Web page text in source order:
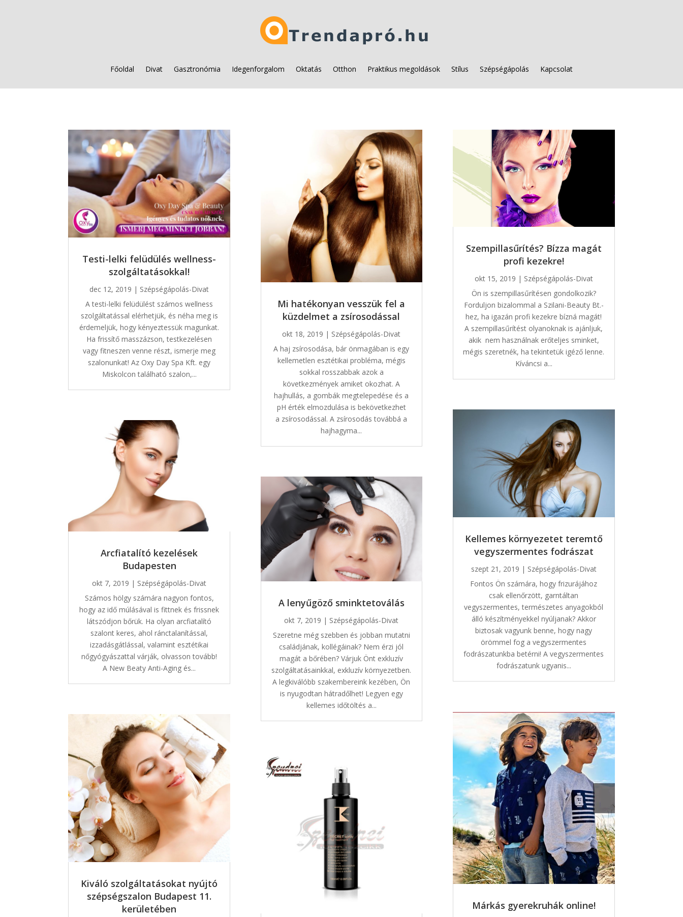
Főoldal Divat Gasztronómia Idegenforgalom Oktatás Otthon Praktikus megoldások Stílus Szépségápolás Kapcsolat
Testi-lelki felüdülés wellness-
szolgáltatásokkal!
dec 12, 2019 | Szépségápolás-Divat
A testi-lelki felüdülést számos wellness
szolgáltatással elérhetjük, és néha meg is
érdemeljük, hogy kényeztessük magunkat.
Ha frissítő masszázson, testkezelésen
vagy fitneszen venne részt, ismerje meg
szalonunkat! Az Oxy Day Spa Kft. egy
Miskolcon található szalon,...
Arcfiatalító kezelések
Budapesten
okt 7, 2019 | Szépségápolás-Divat
Számos hölgy számára nagyon fontos,
hogy az idő múlásával is fittnek és frissnek
látszódjon bőrük. Ha olyan arcfiatalító
szalont keres, ahol ránctalanítással,
izzadásgátlással, valamint esztétikai
nőgyógyászattal várják, olvasson tovább!
A New Beaty Anti-Aging és...
Kiváló szolgáltatásokat nyújtó
szépségszalon Budapest 11.
kerületében
Mi hatékonyan vesszük fel a
küzdelmet a zsírosodással
okt 18, 2019 | Szépségápolás-Divat
A haj zsírosodása, bár önmagában is egy
kellemetlen esztétikai probléma, mégis
sokkal rosszabbak azok a
következmények amiket okozhat. A
hajhullás, a gombák megtelepedése és a
pH érték elmozdulása is bekövetkezhet
a zsírosodással. A zsírosodás továbbá a
hajhagyma...
A lenyűgöző sminktetoválás
okt 7, 2019 | Szépségápolás-Divat
Szeretne még szebben és jobban mutatni
családjának, kollégáinak? Nem érzi jól
magát a bőrében? Várjuk Önt exkluzív
szolgáltatásainkkal, exkluzív környezetben.
A legkiválóbb szakembereink kezében, Ön
is nyugodtan hátradőlhet! Legyen egy
kellemes időtöltés a...
Szempillasűrítés? Bízza magát
profi kezekre!
okt 15, 2019 | Szépségápolás-Divat
Ön is szempillasűrítésen gondolkozik?
Forduljon bizalommal a Szilani-Beauty Bt.-
hez, ha igazán profi kezekre bízná magát!
A szempillasűrítést olyanoknak is ajánljuk,
akik nem használnak erőteljes sminket,
mégis szeretnék, ha tekintetük igéző lenne.
Kíváncsi a...
Kellemes környezetet teremtő
vegyszermentes fodrászat
szept 21, 2019 | Szépségápolás-Divat
Fontos Ön számára, hogy frizurájához
csak ellenőrzött, garntáltan
vegyszermentes, természetes anyagokból
álló készítményekkel nyúljanak? Akkor
biztosak vagyunk benne, hogy nagy
örömmel fog a vegyszermentes
fodrászatunkba betérni! A vegyszermentes
fodrászatunk ugyanis...
Márkás gyerekruhák online!